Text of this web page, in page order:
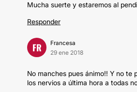
Mucha suerte y estaremos al
Responder
FR
Francesa
29 ene 2018
No manches pues ánimo!! Y no te
los nervios a última hora a todas